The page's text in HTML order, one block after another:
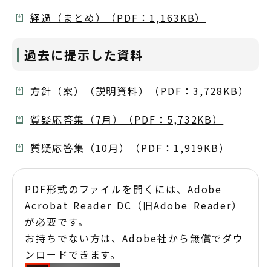
経過（まとめ）（PDF：1,163KB）
過去に提示した資料
方針（案）（説明資料）（PDF：3,728KB）
質疑応答集（7月）（PDF：5,732KB）
質疑応答集（10月）（PDF：1,919KB）
PDF形式のファイルを開くには、Adobe
Acrobat Reader DC（旧Adobe Reader）
が必要です。
お持ちでない方は、Adobe社から無償でダウ
ンロードできます。